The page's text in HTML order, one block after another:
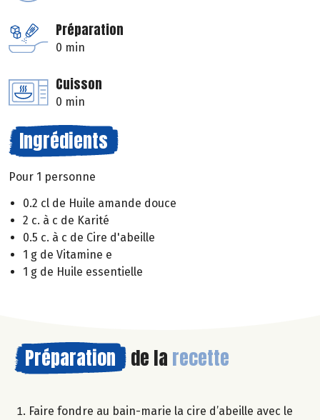
Préparation
0 min
Cuisson
0 min
Ingrédients
Pour 1 personne
0.2 cl de Huile amande douce
2 c. à c de Karité
0.5 c. à c de Cire d'abeille
1 g de Vitamine e
1 g de Huile essentielle
Préparation de la recette
Faire fondre au bain-marie la cire d’abeille avec le